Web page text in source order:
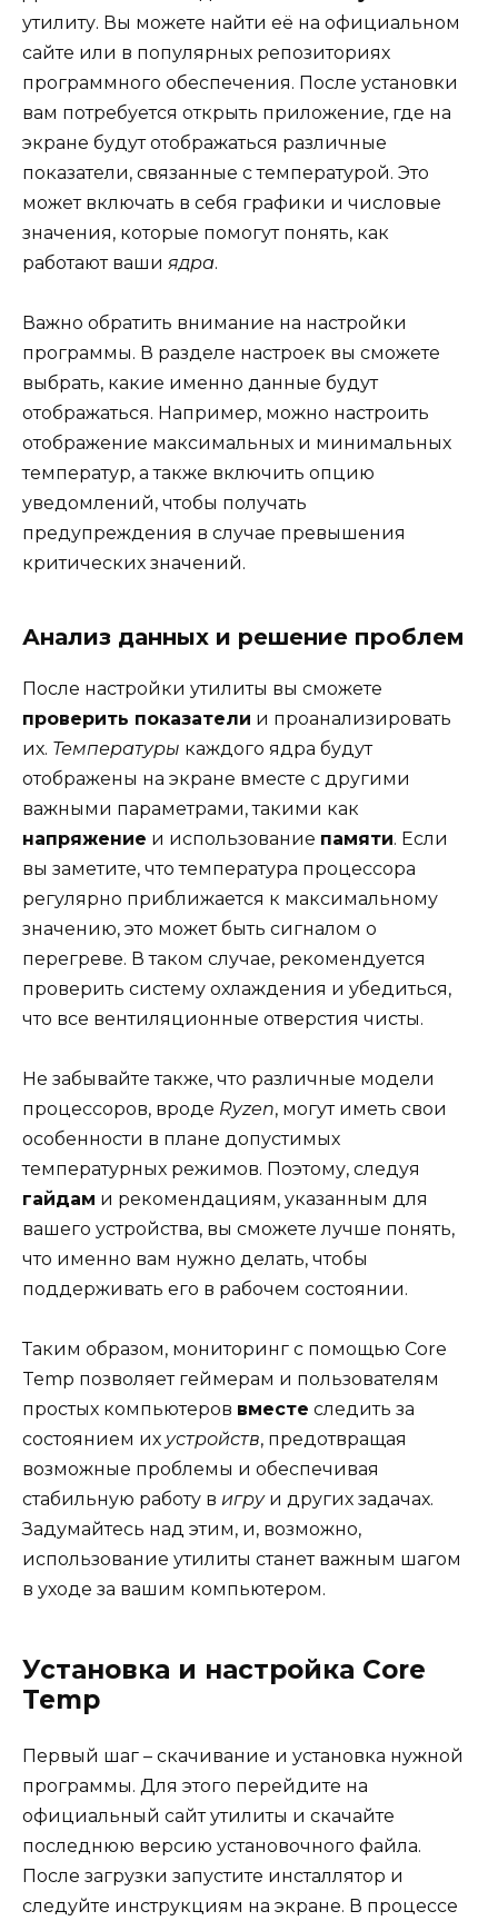
утилиту. Вы можете найти её на официальном
сайте или в популярных репозиториях
программного обеспечения. После установки
вам потребуется открыть приложение, где на
экране будут отображаться различные
показатели, связанные с температурой. Это
может включать в себя графики и числовые
значения, которые помогут понять, как
работают ваши ядра.
Важно обратить внимание на настройки
программы. В разделе настроек вы сможете
выбрать, какие именно данные будут
отображаться. Например, можно настроить
отображение максимальных и минимальных
температур, а также включить опцию
уведомлений, чтобы получать
предупреждения в случае превышения
критических значений.
Анализ данных и решение проблем
После настройки утилиты вы сможете
проверить показатели и проанализировать
их. Температуры каждого ядра будут
отображены на экране вместе с другими
важными параметрами, такими как
напряжение и использование памяти. Если
вы заметите, что температура процессора
регулярно приближается к максимальному
значению, это может быть сигналом о
перегреве. В таком случае, рекомендуется
проверить систему охлаждения и убедиться,
что все вентиляционные отверстия чисты.
Не забывайте также, что различные модели
процессоров, вроде Ryzen, могут иметь свои
особенности в плане допустимых
температурных режимов. Поэтому, следуя
гайдам и рекомендациям, указанным для
вашего устройства, вы сможете лучше понять,
что именно вам нужно делать, чтобы
поддерживать его в рабочем состоянии.
Таким образом, мониторинг с помощью Core
Temp позволяет геймерам и пользователям
простых компьютеров вместе следить за
состоянием их устройств, предотвращая
возможные проблемы и обеспечивая
стабильную работу в игруи других задачах.
Задумайтесь над этим, и, возможно,
использование утилиты станет важным шагом
в уходе за вашим компьютером.
Установка и настройка Core
Temp
Первый шаг – скачивание и установка нужной
программы. Для этого перейдите на
официальный сайт утилиты и скачайте
последнюю версию установочного файла.
После загрузки запустите инсталлятор и
следуйте инструкциям на экране. В процессе